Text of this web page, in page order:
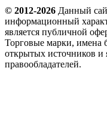
© 2012-2026 Данный
информационный
является публичной
Торговые марки, имена
открытых источников и
правообладателей.